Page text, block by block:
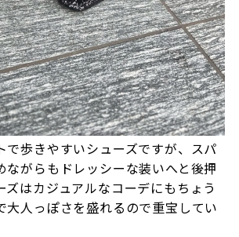
で歩きやすいシューズですが、スパ
ながらもドレッシーな装いへと後押
ズはカジュアルなコーデにもちょう
大人っぽさを盛れるので重宝してい